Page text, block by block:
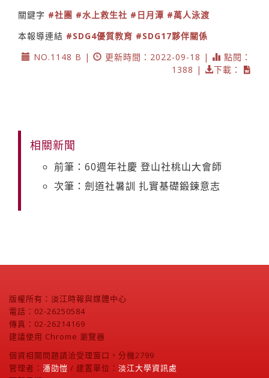
關鍵字 #社團 #水上救生社 #日月潭 #萬人泳渡
本報導連結 #SDG4優質教育 #SDG17夥伴關係
NO.1148 B |
更新時間：2022-09-18 |
點閱：
1388 |
下載：
相關新聞
前筆：60週年社慶 登山社桃山大會師
次筆：劍道社暑訓 扎實基礎鍛鍊意志
版權所有：淡江時報與媒體中心
電話：02-26250584
傳真：02-26214169
建議使用 Chrome 瀏覽器
個資相關問題請洽受理窗口，分機2799
管理者： 潘劭愷 / 建置單位： 淡江大學資訊處